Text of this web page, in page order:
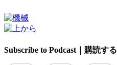
Subscribe to Podcast｜購読する